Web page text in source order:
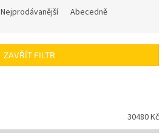
Nejprodávanější Abecedně
ZAVŘÍT FILTR
30480Kč